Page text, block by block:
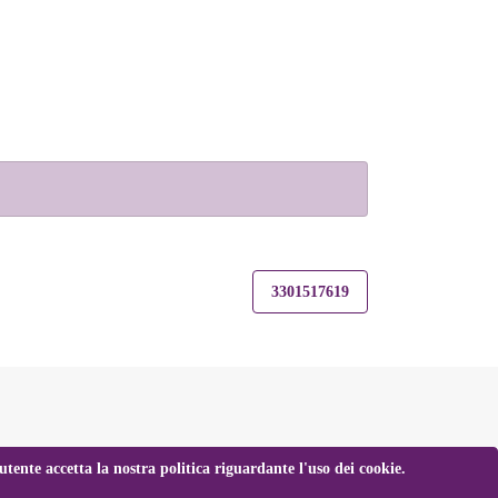
3301517619
accetta la nostra politica riguardante l'uso dei cookie.